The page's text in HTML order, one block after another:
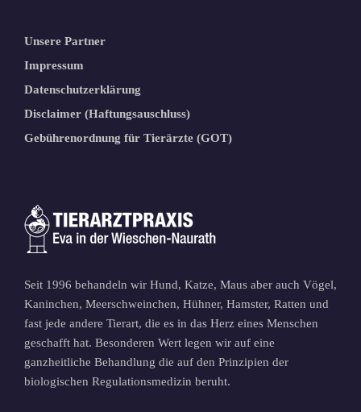
Unsere Partner
Impressum
Datenschutzerklärung
Disclaimer (Haftungsauschluss)
Gebührenordnung für Tierärzte (GOT)
Seit 1996 behandeln wir Hund, Katze, Maus aber auch Vögel,
Kaninchen, Meerschweinchen, Hühner, Hamster, Ratten und
fast jede andere Tierart, die es in das Herz eines Menschen
geschafft hat. Besonderen Wert legen wir auf eine
ganzheitliche Behandlung die auf den Prinzipien der
biologischen Regulationsmedizin beruht.